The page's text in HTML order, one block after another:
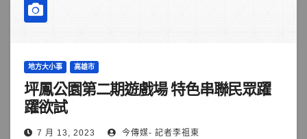
地方大小事 高雄市
坪鳳公園第二期遊戲場 特色串聯民眾躍
躍欲試
7 月 13, 2023 今傳媒- 記者李祖東